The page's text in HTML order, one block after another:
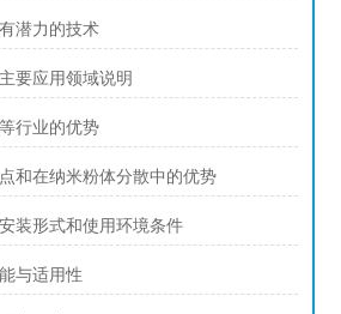
潜力的技术
要应用领域说明
行业的优势
和在纳米粉体分散中的优势
装形式和使用环境条件
与适用性